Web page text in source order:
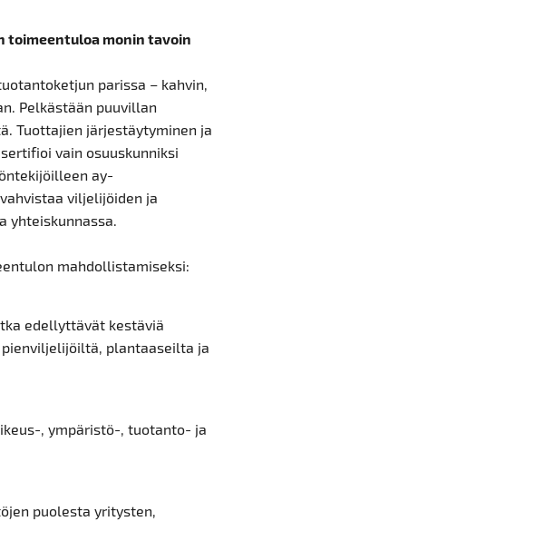
toimeentuloa monin tavoin
parissa – kahvin,
Pelkästään puuvillan
Tuottajien järjestäytyminen ja
vain osuuskunniksi
ay-
viljelijöiden ja
yhteiskunnassa.
mahdollistamiseksi:
edellyttävät kestäviä
plantaaseilta ja
, ympäristö-, tuotanto- ja
puolesta yritysten,